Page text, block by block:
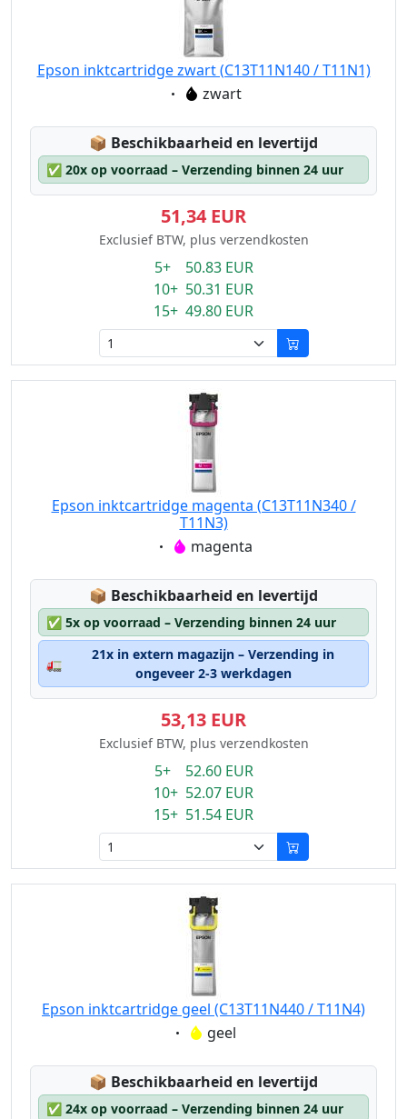
Epson inktcartridge zwart (C13T11N140 / T11N1)
Eigenschaft:
zwart
📦 Lagerstatus:
Beschikbaarheid en levertijd
✅ 20x op voorraad – Verzending binnen 24 uur
51,34 EUR
Exclusief BTW, plus verzendkosten
5+ 50.83 EUR
10+ 50.31 EUR
15+ 49.80 EUR
Epson inktcartridge magenta (C13T11N340 /
T11N3)
Eigenschaft:
magenta
📦 Lagerstatus:
Beschikbaarheid en levertijd
✅ 5x op voorraad – Verzending binnen 24 uur
🚛
21x in extern magazijn – Verzending in
ongeveer 2-3 werkdagen
53,13 EUR
Exclusief BTW, plus verzendkosten
5+ 52.60 EUR
10+ 52.07 EUR
15+ 51.54 EUR
Epson inktcartridge geel (C13T11N440 / T11N4)
Eigenschaft:
geel
📦 Lagerstatus:
Beschikbaarheid en levertijd
✅ 24x op voorraad – Verzending binnen 24 uur